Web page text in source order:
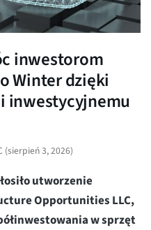
inwestorom
Winter dzięki
inwestycyjnemu
(sierpień 3, 2026)
utworzenie
Opportunities LLC,
w sprzęt